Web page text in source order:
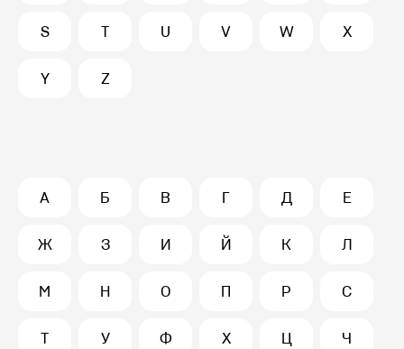
S T U V W X
Y Z
А Б В Г Д Е
Ж З И Й К Л
М Н О П Р С
Т У Ф Х Ц Ч